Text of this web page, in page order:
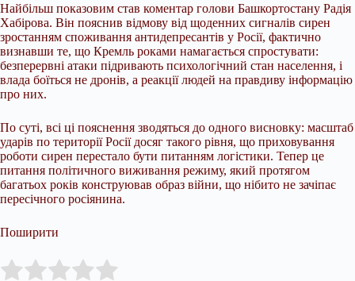
Найбільш показовим став коментар голови Башкортостану Радія
Хабірова. Він пояснив відмову від щоденних сигналів сирен
зростанням споживання антидепресантів у Росії, фактично
визнавши те, що Кремль роками намагається спростувати:
безперервні атаки підривають психологічний стан населення, і
влада боїться не дронів, а реакції людей на правдиву інформацію
про них.
По суті, всі ці пояснення зводяться до одного висновку: масштаб
ударів по території Росії досяг такого рівня, що приховування
роботи сирен перестало бути питанням логістики. Тепер це
питання політичного виживання режиму, який протягом
багатьох років конструював образ війни, що нібито не зачіпає
пересічного росіянина.
Поширити
Rate this item: